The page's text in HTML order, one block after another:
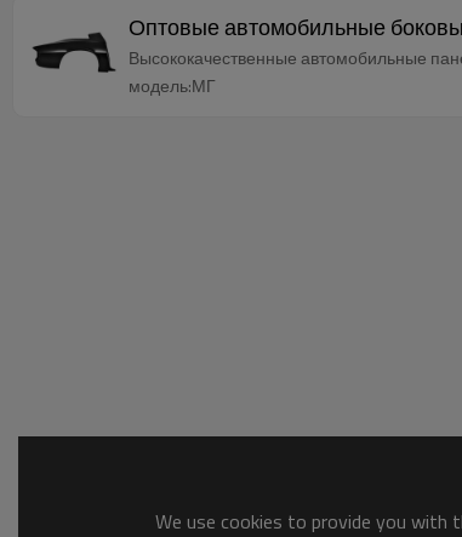
Оптовые автомобильные
Высококачественные автомобильные
модель:МГ
We use cookies to provide you with